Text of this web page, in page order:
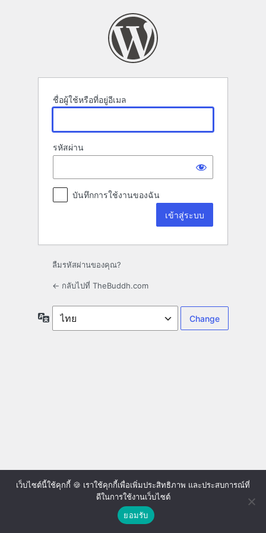
ชื่อผู้ใช้หรือที่อยู่อีเมล
รหัสผ่าน
บันทึกการใช้งานของฉัน
ลืมรหัสผ่านของคุณ?
← กลับไปที่ TheBuddh.com
ภาษา
เว็บไซต์นี้ใช้คุกกี้ 🍪 เราใช้คุกกี้เพื่อเพิ่มประสิทธิภาพ และประสบการณ์ที่
ดีในการใช้งานเว็บไซต์
ยอมรับ